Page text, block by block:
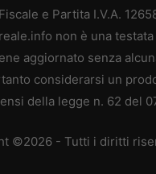
Fiscale e Partita I.V.A.
non è una
aggiornato senza
considerarsi un
della legge n. 62 del
©2026 - Tutti i diritti